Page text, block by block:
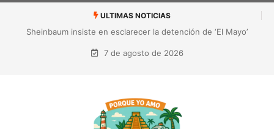
ULTIMAS NOTICIAS
¿Quién es Galita Ari y por qué acusa a RoRo de robar contenido?
La polémica que sacude las redes sociales
7 de agosto de 2026